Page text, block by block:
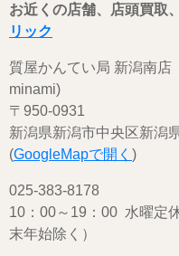
お近くの店舗、店頭買取
リック
質屋かんてい局 新潟南
minami)
〒950-0931
新潟県新潟市中央区新潟
(GoogleMapで開く )
025-383-8178
10：00～19：00 水曜定
末年始除く）